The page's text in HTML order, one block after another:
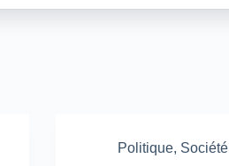
Politique, Société